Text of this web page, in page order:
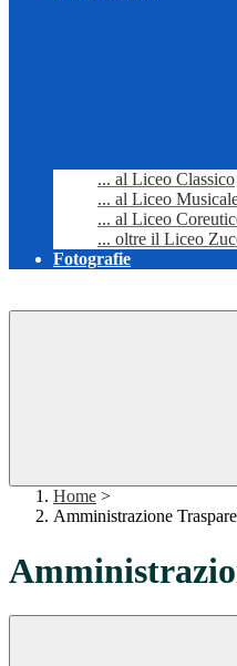
... al Liceo Classico
... al Liceo
... al Liceo
... oltre il Liceo
Fotografie
Home >
Amministrazione